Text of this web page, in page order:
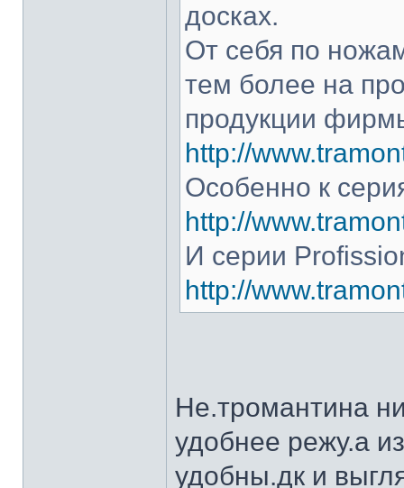
досках.
От себя по
тем более на
продукции
http://
Особенно к
http://
И серии
http://
Не.тромантина
удобнее режу.а
удобны.дк и